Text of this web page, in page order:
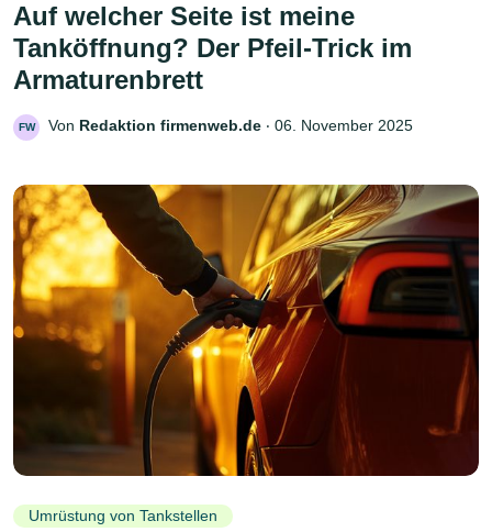
Auf welcher Seite ist meine
Tanköffnung? Der Pfeil-Trick im
Armaturenbrett
FW Von Redaktion firmenweb.de ‧ 06. November 2025
Umrüstung von Tankstellen